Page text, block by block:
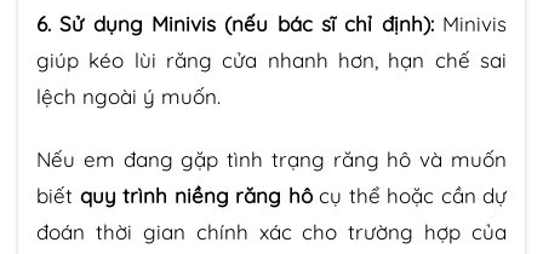
6. Sử dụng Minivis (nếu bác sĩ chỉ định): Minivis
giúp kéo lùi răng cửa nhanh hơn, hạn chế sai
lệch ngoài ý muốn.
Nếu em đang gặp tình trạng răng hô và muốn
biết quy trình niềng răng hôcụ thể hoặc cần dự
đoán thời gian chính xác cho trường hợp của